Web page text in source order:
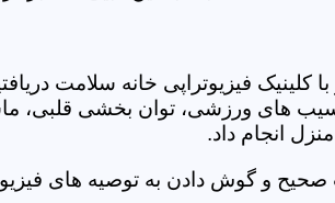
کلینیک فیزیوتراپی خانه سلامت
های ورزشی، توان بخشی قلبی،
انجام داد.
و گوش دادن به توصیه های